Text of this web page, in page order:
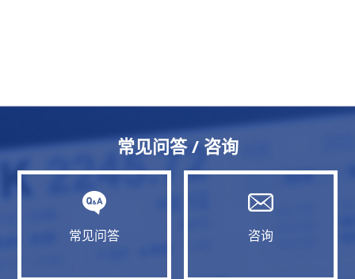
常见问答 / 咨询
常见问答 咨询